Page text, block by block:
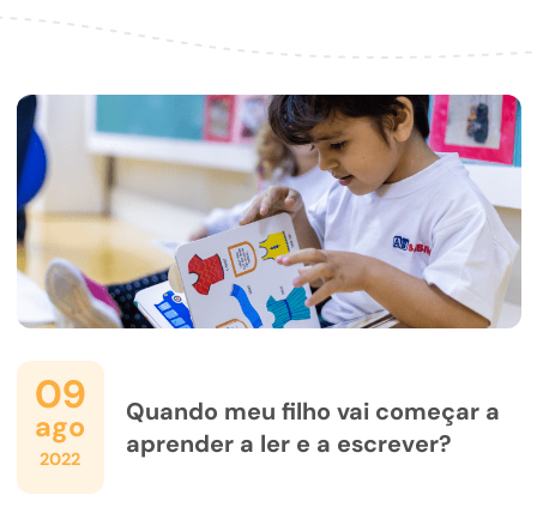
09
ago
2022
Quando meu filho vai começar a
aprender a ler e a escrever?